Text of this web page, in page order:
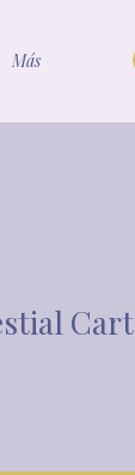
Más
Cart